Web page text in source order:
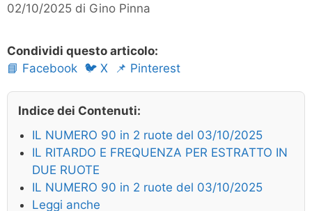
02/10/2025 di Gino Pinna
Condividi questo articolo:
📘 Facebook 🐦 X 📌 Pinterest
Indice dei Contenuti:
IL NUMERO 90 in 2 ruote del 03/10/2025
IL RITARDO E FREQUENZA PER ESTRATTO IN
DUE RUOTE
IL NUMERO 90 in 2 ruote del 03/10/2025
Leggi anche